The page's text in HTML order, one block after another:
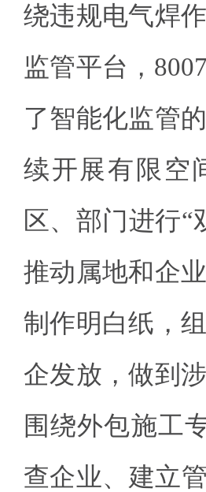
绕违规电气焊
监管平台，
了智能化监管
续开展有限空
区、部门进行
推动属地和企
制作明白纸，
企发放，做到
围绕外包施工
查企业、建立